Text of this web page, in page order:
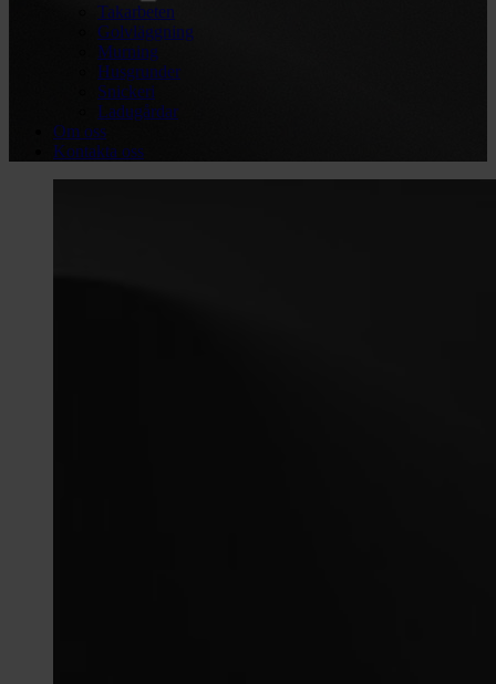
Takarbeten
Golvläggning
Murning
Husgrunder
Snickeri
Ladugårdar
Om oss
Kontakta oss